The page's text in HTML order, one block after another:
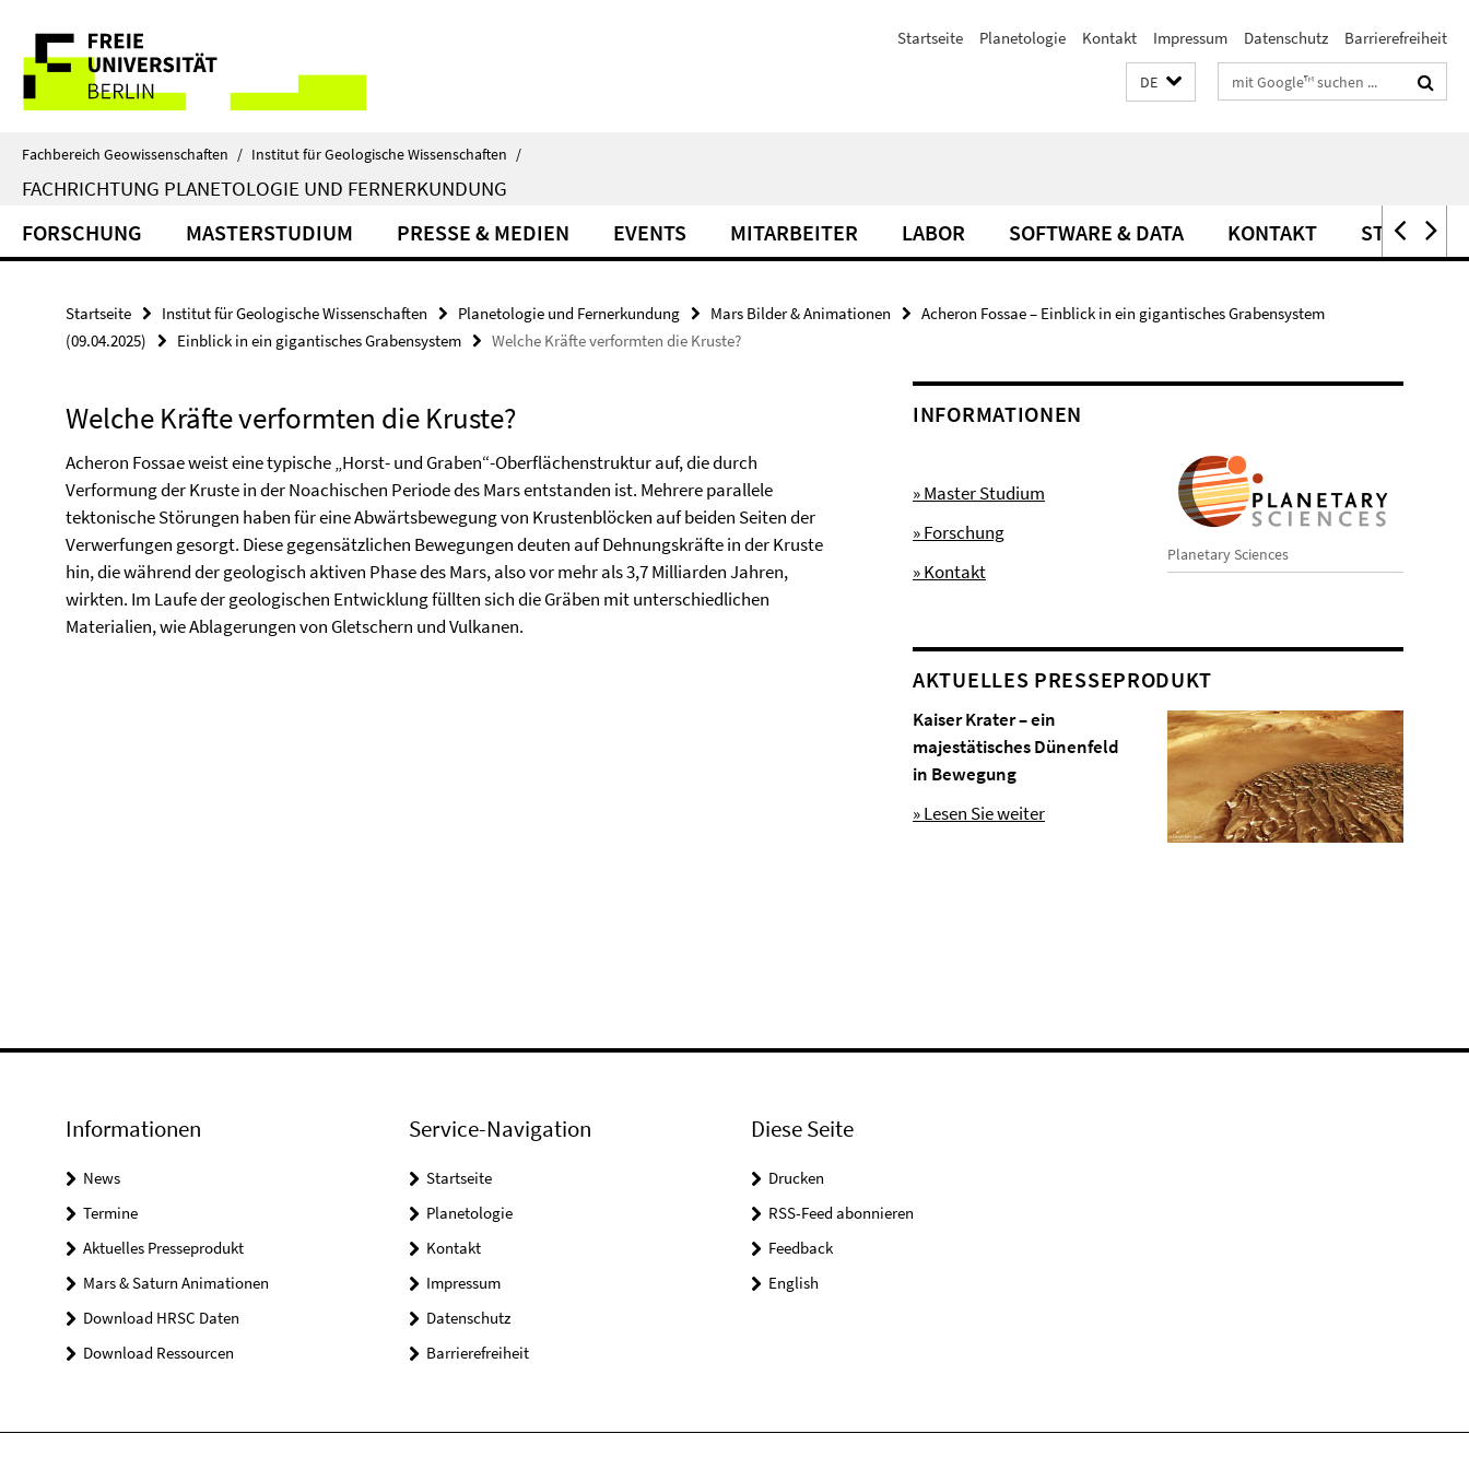
direkt
Inhalt
Service-
Navigation
Startseite Planetologie Kontakt Impressum Datenschutz Barrierefreiheit
DE Suchbegriffe
Fachbereich Geowissenschaften / Institut für Geologische Wissenschaften /
FACHRICHTUNG PLANETOLOGIE UND FERNERKUNDUNG
FORSCHUNG MASTERSTUDIUM PRESSE & MEDIEN EVENTS MITARBEITER LABOR SOFTWARE & DATA KONTAKT STELLEN
Startseite Institut für Geologische Wissenschaften Planetologie und Fernerkundung Mars Bilder & Animationen
Acheron Fossae – Einblick in ein gigantisches Grabensystem
(09.04.2025)
Einblick in ein gigantisches Grabensystem Welche Kräfte verformten die Kruste?
Welche Kräfte verformten die Kruste?
Acheron Fossae weist eine typische „Horst- und Graben“-Oberflächenstruktur auf, die durch
Verformung der Kruste in der Noachischen Periode des Mars entstanden ist. Mehrere parallele
tektonische Störungen haben für eine Abwärtsbewegung von Krustenblöcken auf beiden Seiten der
Verwerfungen gesorgt. Diese gegensätzlichen Bewegungen deuten auf Dehnungskräfte in der Kruste
hin, die während der geologisch aktiven Phase des Mars, also vor mehr als 3,7 Milliarden Jahren,
wirkten. Im Laufe der geologischen Entwicklung füllten sich die Gräben mit unterschiedlichen
Materialien, wie Ablagerungen von Gletschern und Vulkanen.
INFORMATIONEN
Planetary Sciences
» Master Studium
» Forschung
» Kontakt
AKTUELLES PRESSEPRODUKT
Kaiser Krater – ein
majestätisches Dünenfeld
in Bewegung
» Lesen Sie weiter
Informationen
News
Termine
Aktuelles Presseprodukt
Mars & Saturn Animationen
Download HRSC Daten
Download Ressourcen
Service-Navigation
Startseite
Planetologie
Kontakt
Impressum
Datenschutz
Barrierefreiheit
Diese Seite
Drucken
RSS-Feed abonnieren
Feedback
English